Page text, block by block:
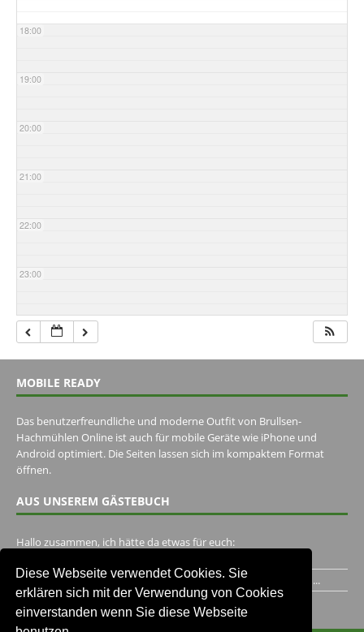
Diese Webseite verwendet Cookies. Sie
erklären sich mit der Verwendung von Cookies
einverstanden wenn Sie diese Webseite
18:00
19:00
20:00
21:00
22:00
23:00
MOBILE READY
Das benutzerfreundliche und moderne Outfit von Brullsen-
Hachmühlen Online ist auch für mobile Geräte wie iPhone und
Android optimiert. Die Seiten lassen sich im kompaktem Format
öffnen.
AUS UNSEREM GÄSTEBUCH
Hallo zusammen, ich hätte da etwas für euch:
Ich habe ein Jahr im Gasthaus Hugo Pape verbracht..Habe ihn...
Unser Gästebuch besuchen